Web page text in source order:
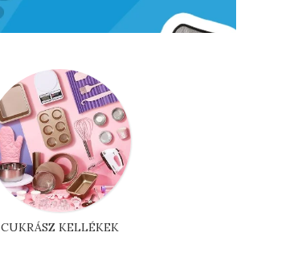
CUKRÁSZ KELLÉKEK